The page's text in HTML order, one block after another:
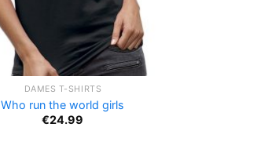
DAMES T-SHIRTS
Who run the world girls
€24.99